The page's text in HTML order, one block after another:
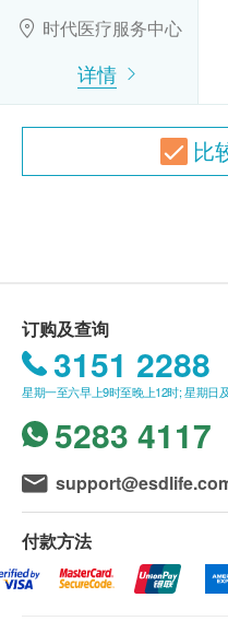
hutchgo.com HK$2500旅游礼券
$2000 AEON 礼券
高密度胆固醇
低密度胆固醇
糖尿
糖化血色素
丙种谷氨基转移酵素
白蛋白球蛋白比例
白蛋白
谷丙转氨酶
谷草转氨酶
直接胆红素
球蛋白
肾功能
(包括: 甲种胚胎蛋白(肝
(胃), 癌胚抗原(结肠), 艾
肠胃癌症检查(双人)
(包括：幽门螺旋菌吹气
脏), 癌抗原 72.4 (胃)) (原
HK$4,060.0
男性癌症指标检查计划 (双
(包括: 甲种胚胎蛋白(肝),
(胃), 癌胚抗原(结肠), 艾
癌抗原, 游离前列腺癌抗
5,200.0
女性癌症指标检查计划(双
(包括: 甲种胚胎蛋白(肝
疫苗注射（不包括新冠
一般疫苗注射服务
于6个月内 (由确认
逾期作废。
此项交易必须经医
如医生认为不适合
如希望使用长者医疗券
健康网购，以便我们为
免责声明：
所有健康检查/服务
咨询有认可资格的医
本服务/产品由商
health.ESDlife】并
有关此服务/产品的
时代医疗服务中心
详情
比
订购及查询
3151 2288
星期一至六早上9时至晚上12时; 星期日
5283 4117
付款方法